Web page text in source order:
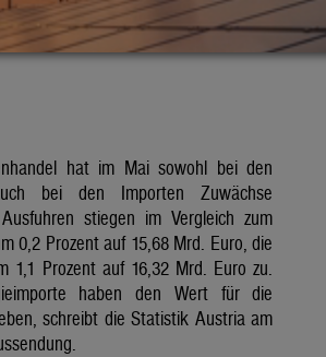
hat im Mai sowohl bei den
bei den Importen Zuwächse
stiegen im Vergleich zum
0,2 Prozent auf 15,68 Mrd. Euro, die
1,1 Prozent auf 16,32 Mrd. Euro zu.
haben den Wert für die
schreibt die Statistik Austria am